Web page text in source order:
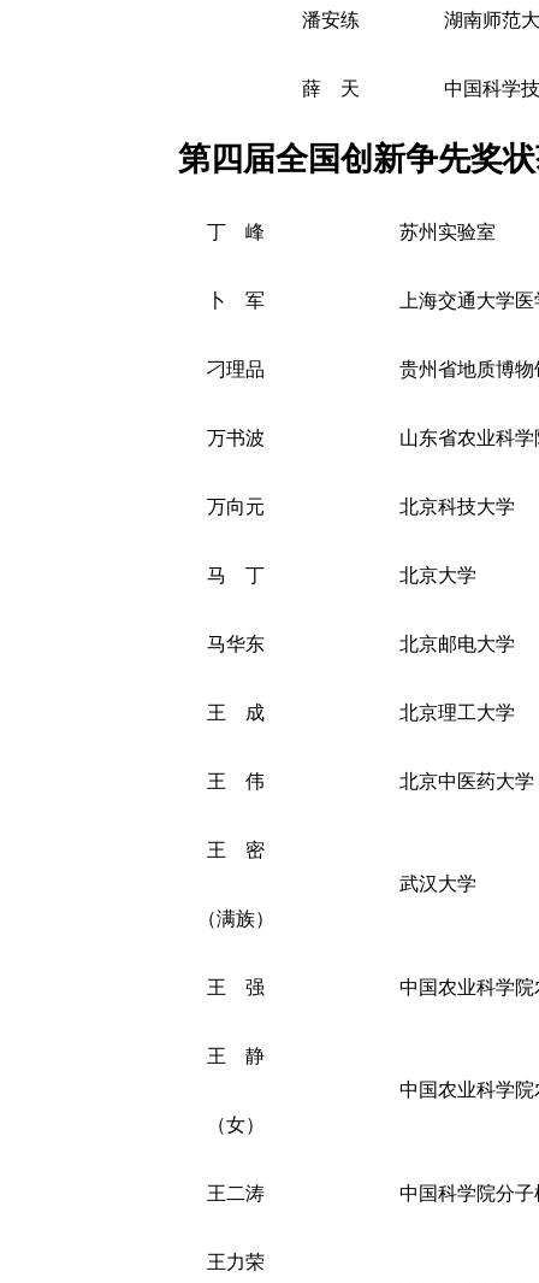
潘安练 湖南师范
薛 天 中国科学
第四届全国创新争先奖
丁 峰 苏州实验室
卜 军 上海交通大学
刁理品 贵州省地质博物
万书波 山东省农业科学
万向元 北京科技大学
马 丁 北京大学
马华东 北京邮电大学
王 成 北京理工大学
王 伟 北京中医药大学
王 密
（满族）
武汉大学
王 强 中国农业科学
王 静
（女）
中国农业科学
王二涛 中国科学院分
王力荣